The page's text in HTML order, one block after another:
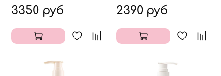
3350 руб 2390 руб